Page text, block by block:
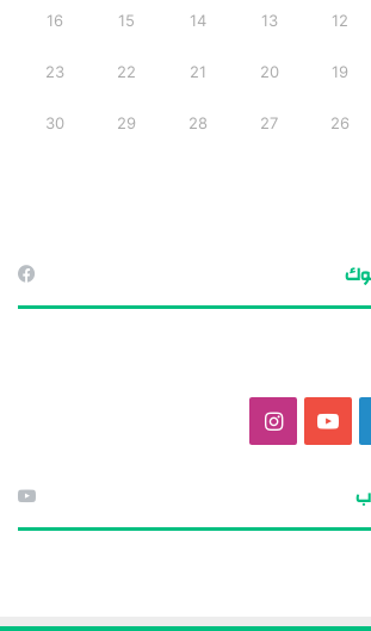
12
13
14
15
16
19
20
21
22
23
26
27
28
29
30